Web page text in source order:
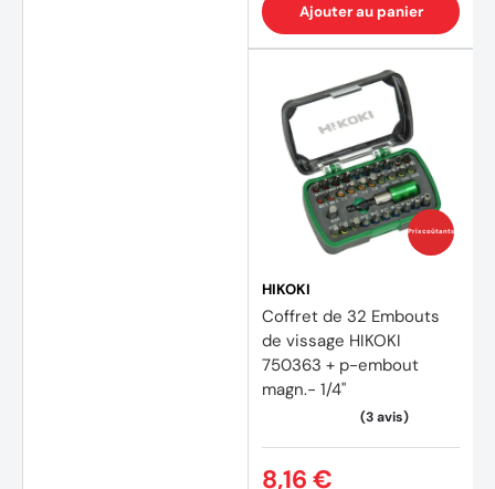
Ajouter au panier
Prix coûtants
HIKOKI
Coffret de 32 Embouts
de vissage HIKOKI
750363 + p-embout
magn.- 1/4"
8,16 €